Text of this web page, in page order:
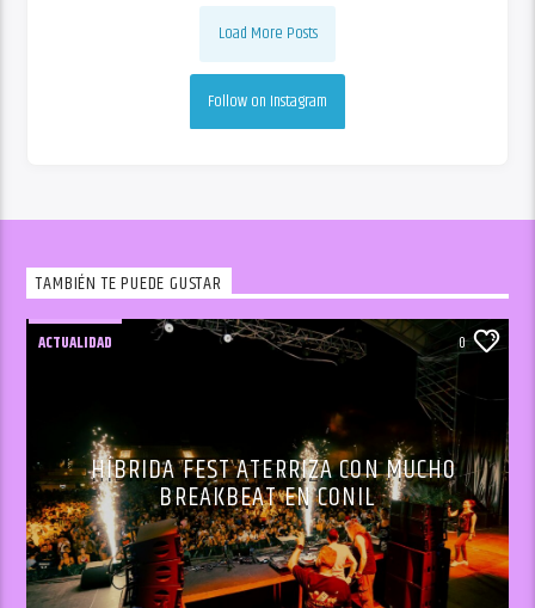
Load More Posts
Follow on Instagram
TAMBIÉN TE PUEDE GUSTAR
ACTUALIDAD 0
HÍBRIDA FEST ATERRIZA CON MUCHO
BREAKBEAT EN CONIL